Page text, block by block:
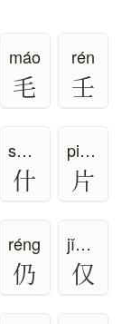
máo
毛
rén
壬
shí、shén
什
piàn、piān
片
réng
仍
jǐn、jìn
仅